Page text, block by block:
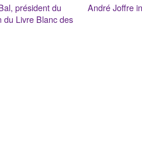
président du
du Livre Blanc des
André Joffre